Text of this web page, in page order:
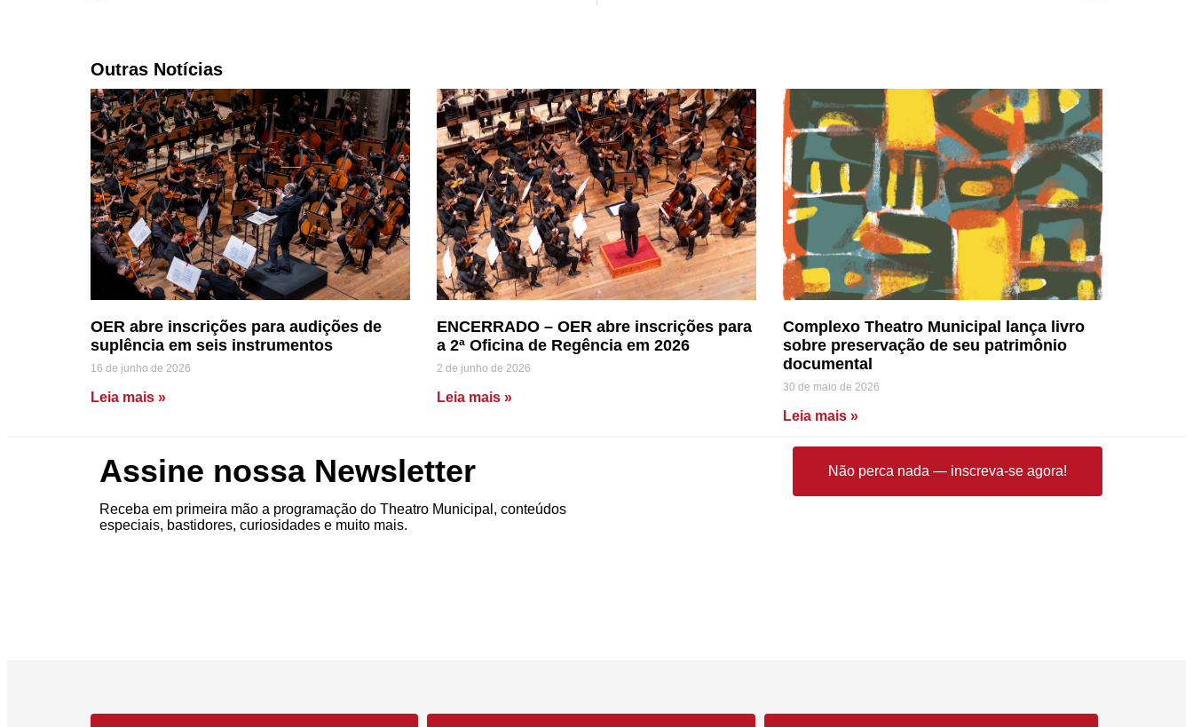
Outras Notícias
OER abre inscrições para audições de
suplência em seis instrumentos
16 de junho de 2026
Leia mais »
ENCERRADO – OER abre inscrições para
a 2ª Oficina de Regência em 2026
2 de junho de 2026
Leia mais »
Complexo Theatro Municipal lança livro
sobre preservação de seu patrimônio
documental
30 de maio de 2026
Leia mais »
Assine nossa Newsletter
Receba em primeira mão a programação do Theatro Municipal, conteúdos
especiais, bastidores, curiosidades e muito mais.
Não perca nada — inscreva-se agora!